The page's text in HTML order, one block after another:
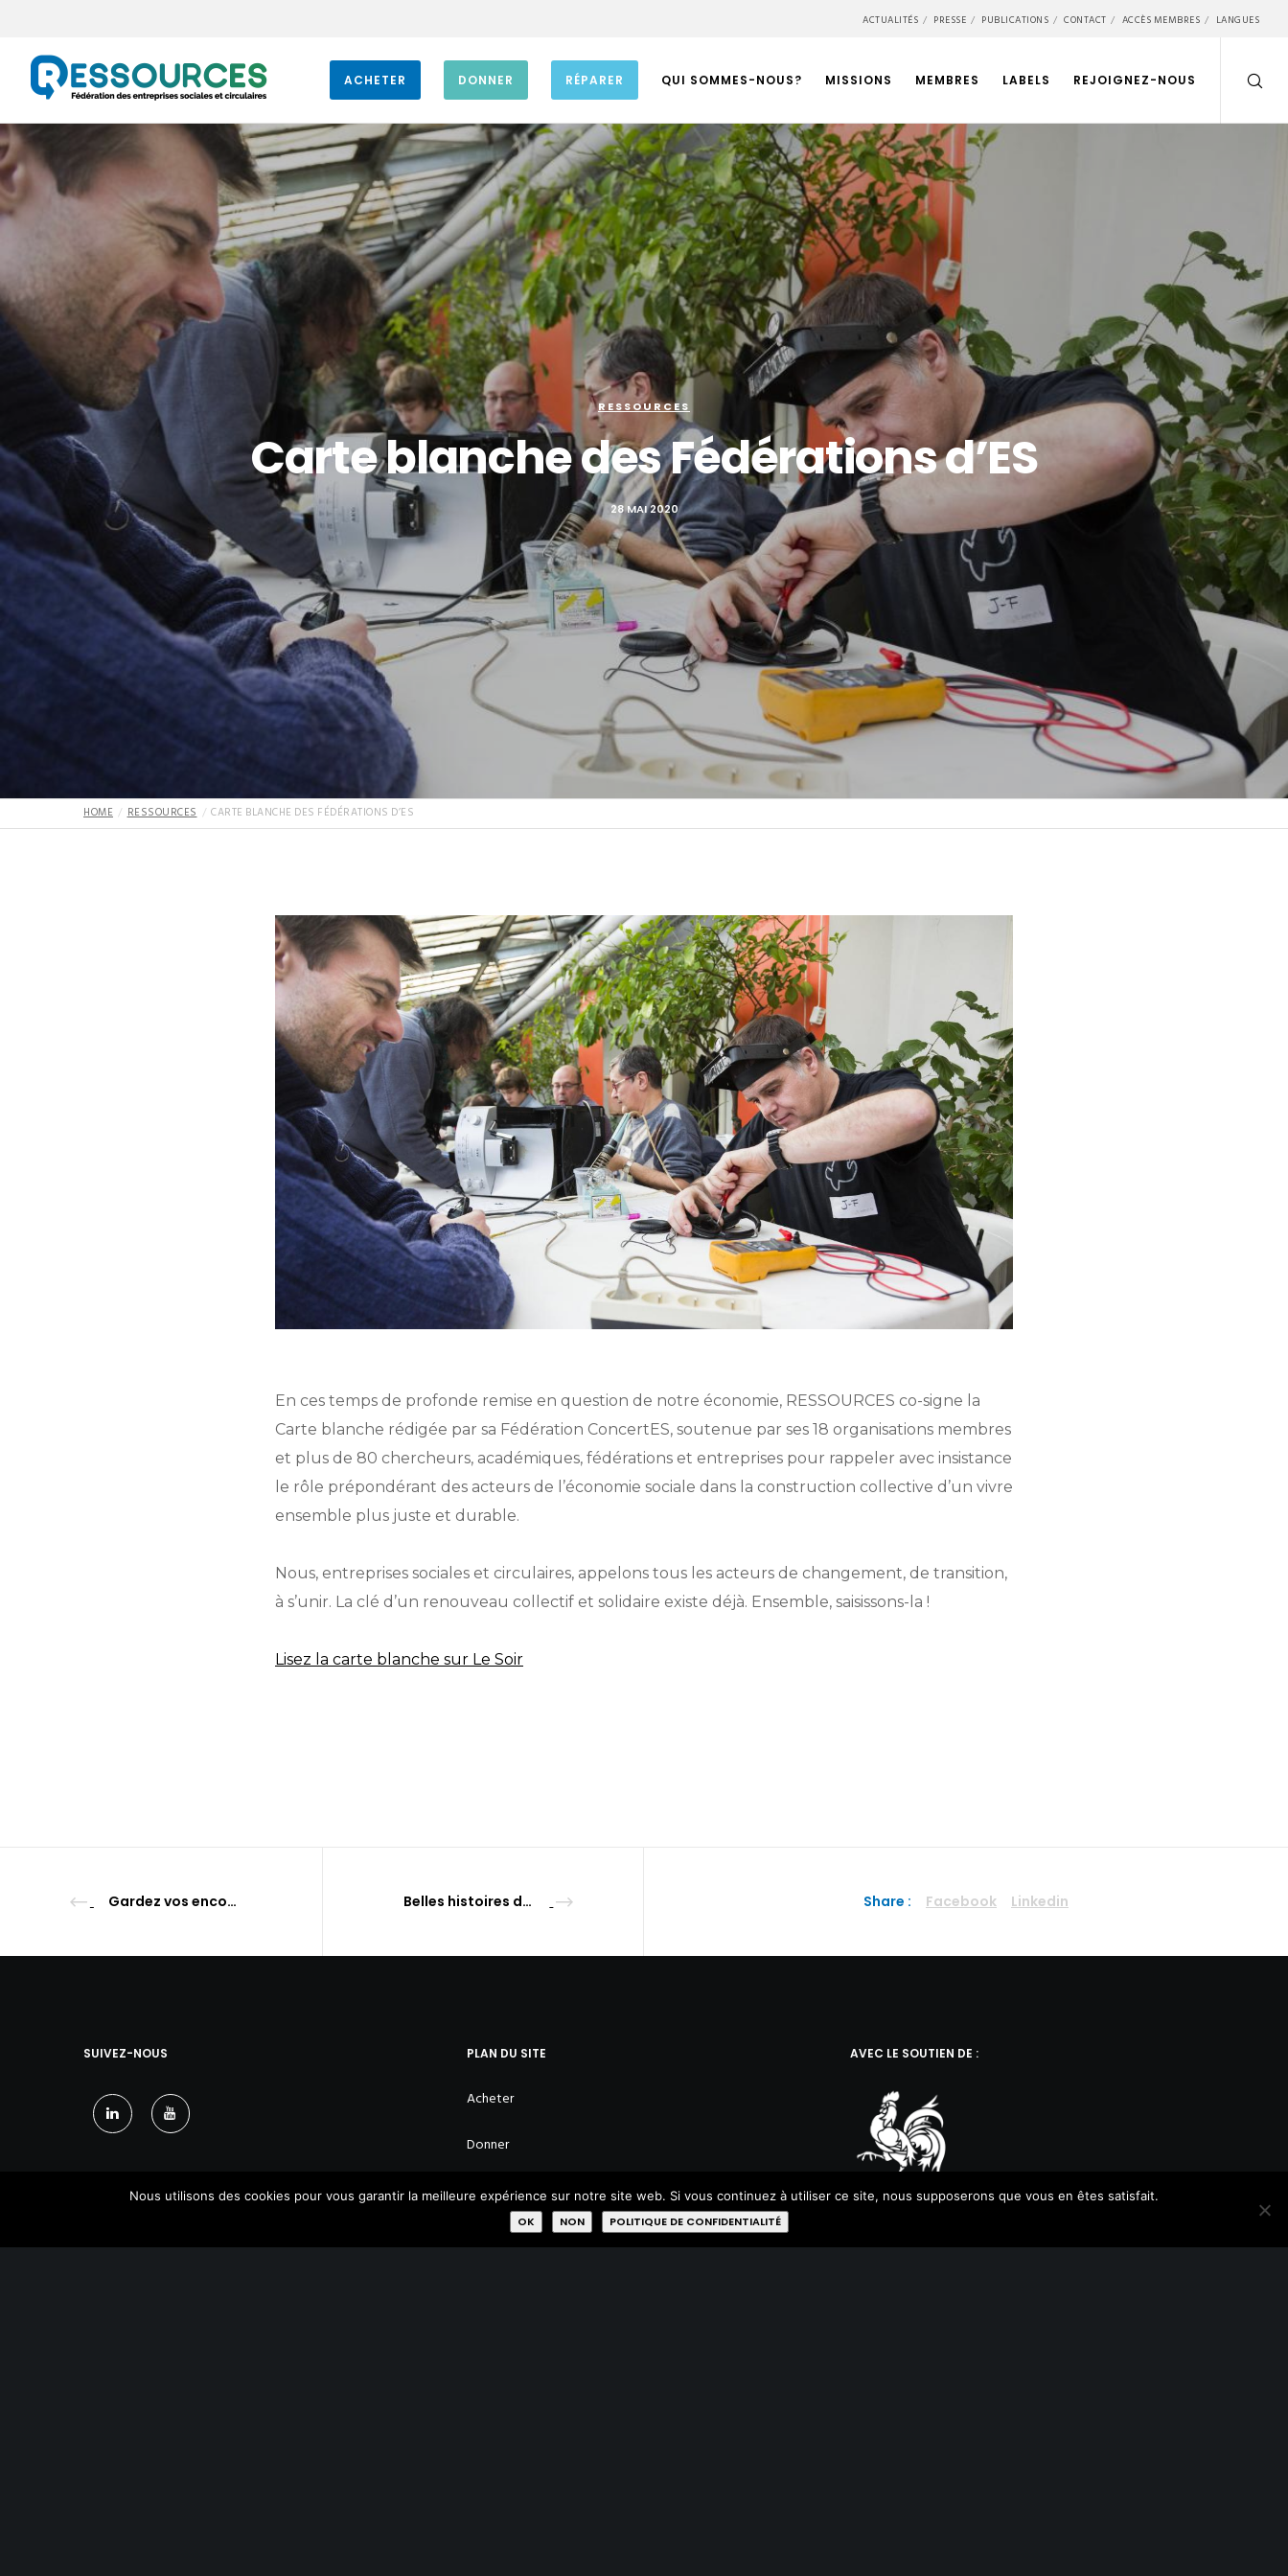
ACTUALITÉS PRESSE PUBLICATIONS CONTACT ACCÈS MEMBRES LANGUES
ACHETER DONNER RÉPARER QUI SOMMES-NOUS? MISSIONS MEMBRES LABELS REJOIGNEZ-NOUS
RESSOURCES
Carte blanche des Fédérations d’ES
28 MAI 2020
HOME RESSOURCES CARTE BLANCHE DES FÉDÉRATIONS D’ES
En ces temps de profonde remise en question de notre économie, RESSOURCES co-signe la
Carte blanche rédigée par sa Fédération ConcertES, soutenue par ses 18 organisations membres
et plus de 80 chercheurs, académiques, fédérations et entreprises pour rappeler avec insistance
le rôle prépondérant des acteurs de l’économie sociale dans la construction collective d’un vivre
ensemble plus juste et durable.
Nous, entreprises sociales et circulaires, appelons tous les acteurs de changement, de transition,
à s’unir. La clé d’un renouveau collectif et solidaire existe déjà. Ensemble, saisissons-la !
Lisez la carte blanche sur Le Soir
Gardez vos encombrants chez vous ! Belles histoires du Covid… Share : Facebook Linkedin
SUIVEZ-NOUS PLAN DU SITE
Acheter
Donner
Réparer
Qui sommes-nous?
AVEC LE SOUTIEN DE :
Nous utilisons des cookies pour vous garantir la meilleure expérience sur notre site web. Si vous continuez à utiliser ce site, nous supposerons que vous en êtes satisfait.
OK
NON POLITIQUE DE CONFIDENTIALITÉ